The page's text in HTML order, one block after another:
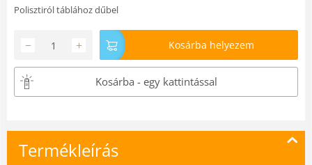
Polisztiról táblához dűbel
+
− Kosárba helyezem
Kosárba - egy kattintással
Termékleírás